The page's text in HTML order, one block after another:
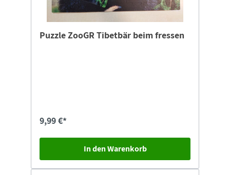
Puzzle ZooGR Tibetbär beim fressen
9,99 €*
In den Warenkorb